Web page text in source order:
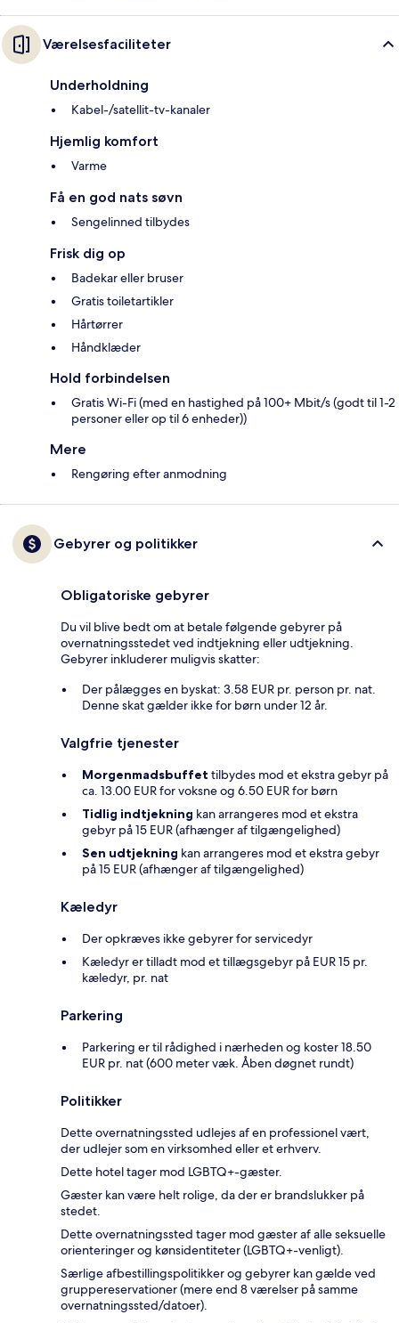
Værelsesfaciliteter
Underholdning
Kabel-/satellit-tv-kanaler
Hjemlig komfort
Varme
Få en god nats søvn
Sengelinned tilbydes
Frisk dig op
Badekar eller bruser
Gratis toiletartikler
Hårtørrer
Håndklæder
Hold forbindelsen
Gratis Wi-Fi (med en hastighed på 100+ Mbit/s (godt til 1-2
personer eller op til 6 enheder))
Mere
Rengøring efter anmodning
Gebyrer og politikker
Obligatoriske gebyrer
Du vil blive bedt om at betale følgende gebyrer på
overnatningsstedet ved indtjekning eller udtjekning.
Gebyrer inkluderer muligvis skatter:
Der pålægges en byskat: 3.58 EUR pr. person pr. nat.
Denne skat gælder ikke for børn under 12 år.
Valgfrie tjenester
Morgenmadsbuffet tilbydes mod et ekstra gebyr på
ca. 13.00 EUR for voksne og 6.50 EUR for børn
Tidlig indtjekning kan arrangeres mod et ekstra
gebyr på 15 EUR (afhænger af tilgængelighed)
Sen udtjekning kan arrangeres mod et ekstra gebyr
på 15 EUR (afhænger af tilgængelighed)
Kæledyr
Der opkræves ikke gebyrer for servicedyr
Kæledyr er tilladt mod et tillægsgebyr på EUR 15 pr.
kæledyr, pr. nat
Parkering
Parkering er til rådighed i nærheden og koster 18.50
EUR pr. nat (600 meter væk. Åben døgnet rundt)
Politikker
Dette overnatningssted udlejes af en professionel vært,
der udlejer som en virksomhed eller et erhverv.
Dette hotel tager mod LGBTQ+-gæster.
Gæster kan være helt rolige, da der er brandslukker på
stedet.
Dette overnatningssted tager mod gæster af alle seksuelle
orienteringer og kønsidentiteter (LGBTQ+-venligt).
Særlige afbestillingspolitikker og gebyrer kan gælde ved
gruppereservationer (mere end 8 værelser på samme
overnatningssted/datoer).